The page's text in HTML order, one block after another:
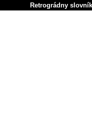
Retrográdny